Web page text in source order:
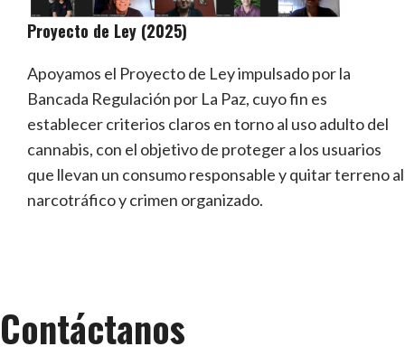
Proyecto de Ley (2025)
Apoyamos el Proyecto de Ley impulsado por la
Bancada Regulación por La Paz, cuyo fin es
establecer criterios claros en torno al uso adulto del
cannabis, con el objetivo de proteger a los usuarios
que llevan un consumo responsable y quitar terreno al
narcotráfico y crimen organizado.
Contáctanos